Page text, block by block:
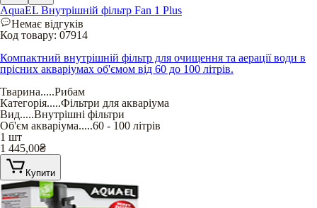
AquaEL Внутрішній фільтр Fan 1 Plus
Немає відгуків
Код товару: 07914
Компактний внутрішній фільтр для очищення та аерації води в
прісних акваріумах об'ємом від 60 до 100 літрів.
Тварина.....Рибам
Категорія.....Фільтри для акваріума
Вид.....Внутрішні фільтри
Об'єм акваріума.....60 - 100 літрів
1 шт
1 445,00₴
Купити